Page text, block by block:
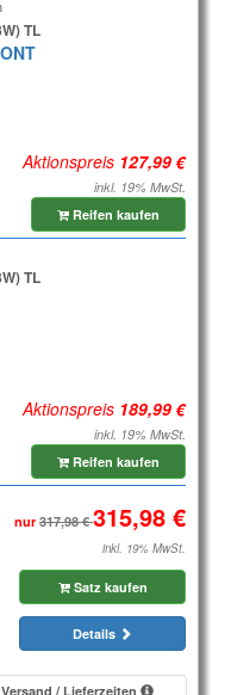
TL
Aktionspreis
inkl. 19% MwSt.
Reifen kaufen
TL
Aktionspreis
inkl. 19% MwSt.
Reifen kaufen
nur
inkl. 19% MwSt.
Satz kaufen
Details
Versand / Lieferzeiten